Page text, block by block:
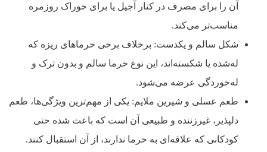
آن را برای مصرف در کنار آجیل یا برای خوراک روزمره
مناسب‌تر می‌کند.
شکل سالم و یکدست: برخلاف برخی خرماهای ریزه که
له‌شده یا شکسته‌اند، این نوع خرما سالم و بدون ترک و
له‌خوردگی عرضه می‌شود.
طعم عسلی و شیرین ملایم: یکی از مهم‌ترین ویژگی‌ها، طعم
دلپذیر، غیرزننده و طبیعی آن است که باعث شده حتی
کودکانی که علاقه‌ای به خرما ندارند، از آن استقبال کنند.